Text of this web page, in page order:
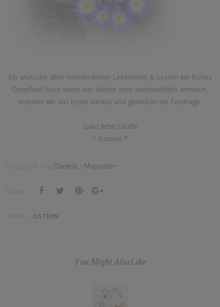
Ich wünsche allen meinen lieben Leserinnen & Lesern ein frohes
Osterfest! Auch wenn das Wetter eher weihnachtlich anmutet,
machen wir das beste daraus und genießen die Feiertage.
Ganz liebe Grüße
* Daniela *
Daniela ~Mayodan~
OSTERN
You Might Also Like